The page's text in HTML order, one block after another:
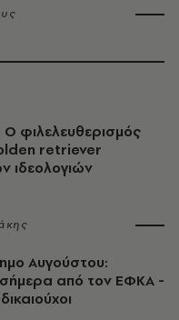
Ο φιλελευθερισμός
retriever
ιδεολογιών
Αυγούστου:
από τον ΕΦΚΑ -